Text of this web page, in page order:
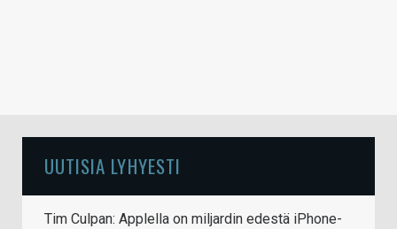
UUTISIA LYHYESTI
Tim Culpan: Applella on miljardin edestä iPhone-